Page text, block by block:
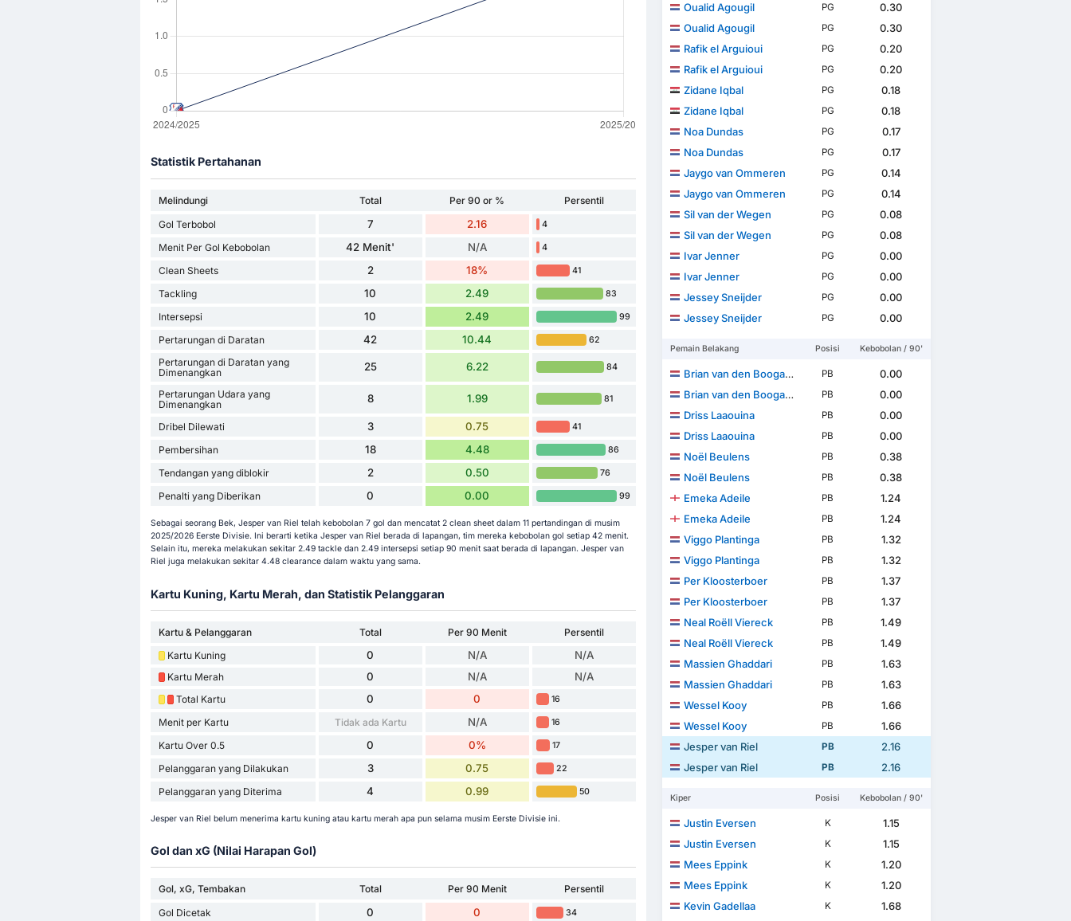
Statistik Pertahanan
Melindungi Total Per 90 or %
Persentil
Gol Terbobol
7 2.16 4
Menit Per Gol Kebobolan 42 Menit' N/A 4
Clean Sheets 2 18% 41
Tackling 10 2.49 83
Intersepsi 10 2.49 99
Pertarungan di Daratan 42 10.44 62
Pertarungan di Daratan yang
Dimenangkan
25 6.22 84
Pertarungan Udara yang
Dimenangkan
8 1.99 81
Dribel Dilewati 3 0.75 41
Pembersihan 18 4.48 86
Tendangan yang diblokir 2 0.50 76
Penalti yang Diberikan 0 0.00 99
Sebagai seorang Bek, Jesper van Riel telah kebobolan 7 gol dan mencatat 2 clean sheet dalam 11 pertandingan di musim
2025/2026 Eerste Divisie. Ini berarti ketika Jesper van Riel berada di lapangan, tim mereka kebobolan gol setiap 42 menit.
Selain itu, mereka melakukan sekitar 2.49 tackle dan 2.49 intersepsi setiap 90 menit saat berada di lapangan. Jesper van
Riel juga melakukan sekitar 4.48 clearance dalam waktu yang sama.
Kartu Kuning, Kartu Merah, dan Statistik Pelanggaran
Kartu & Pelanggaran Total Per 90 Menit
Persentil
Kartu Kuning
0 N/A N/A
Kartu Merah 0 N/A N/A
Total Kartu 0 0 16
Menit per Kartu Tidak ada Kartu N/A 16
Kartu Over 0.5 0 0% 17
Pelanggaran yang Dilakukan 3 0.75 22
Pelanggaran yang Diterima 4 0.99 50
Jesper van Riel belum menerima kartu kuning atau kartu merah apa pun selama musim Eerste Divisie ini.
Gol dan xG (Nilai Harapan Gol)
Gol, xG, Tembakan Total Per 90 Menit
Persentil
Gol Dicetak
0 0 34
Oualid Agougil PG
0.30
Oualid Agougil
PG
0.30
Rafik el Arguioui
PG
0.20
Rafik el Arguioui
PG
0.20
Zidane Iqbal
PG
0.18
Zidane Iqbal
PG
0.18
Noa Dundas
PG
0.17
Noa Dundas
PG
0.17
Jaygo van Ommeren
PG
0.14
Jaygo van Ommeren
PG
0.14
Sil van der Wegen
PG
0.08
Sil van der Wegen
PG
0.08
Ivar Jenner
PG
0.00
Ivar Jenner
PG
0.00
Jessey Sneijder
PG
0.00
Jessey Sneijder
PG 0.00
Pemain Belakang Posisi Kebobolan / 90'
Brian van den Boogaard PB
0.00
Brian van den Boogaard
PB
0.00
Driss Laaouina
PB
0.00
Driss Laaouina
PB
0.00
Noël Beulens
PB
0.38
Noël Beulens
PB
0.38
Emeka Adeile
PB
1.24
Emeka Adeile
PB
1.24
Viggo Plantinga
PB
1.32
Viggo Plantinga
PB
1.32
Per Kloosterboer
PB
1.37
Per Kloosterboer
PB
1.37
Neal Roëll Viereck
PB
1.49
Neal Roëll Viereck
PB
1.49
Massien Ghaddari
PB
1.63
Massien Ghaddari
PB
1.63
Wessel Kooy
PB
1.66
Wessel Kooy
PB
1.66
Jesper van Riel
PB
2.16
Jesper van Riel
PB 2.16
Kiper Posisi Kebobolan / 90'
Justin Eversen K
1.15
Justin Eversen
K
1.15
Mees Eppink
K
1.20
Mees Eppink
K
1.20
Kevin Gadellaa
K
1.68